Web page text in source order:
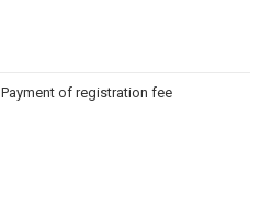
Payment of registration fee